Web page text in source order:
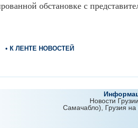
обстановке с
• К ЛЕНТЕ НОВОСТЕЙ
Новости
Самачабло), Грузия на